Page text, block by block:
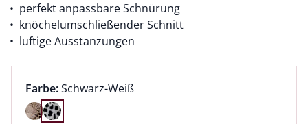
perfekt anpassbare Schnürung
knöchelumschließender Schnitt
luftige Ausstanzungen
Farbauswahl:
Farbe:aktuell ausgewählt:
Schwarz-Weiß
Farbe Schwarz-Weiß ausgewählt